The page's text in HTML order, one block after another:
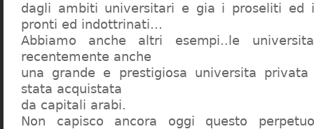
dagli ambiti universitari e gia i proseliti ed
pronti ed indottrinati…
Abbiamo anche altri esempi..le
recentemente anche
una grande e prestigiosa universita
stata acquistata
da capitali arabi.
Non capisco ancora oggi questo